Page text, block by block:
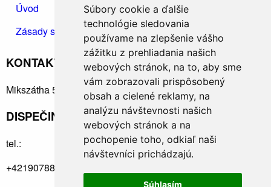
Súbory cookie a ďalšie
technológie sledovania
používame na zlepšenie vášho
zážitku z prehliadania našich
webových stránok, na to, aby sme
vám zobrazovali prispôsobený
obsah a cielené reklamy, na
analýzu návštevnosti našich
webových stránok a na
pochopenie toho, odkiaľ naši
návštevníci prichádzajú.
Súhlasím
Úvod Kontakt
Ochrana osobných údajov
Zásady spracúvania osobných údajov
KONTAKTUJTE NÁS+
Mikszátha 5, Rimavská Sobota 97901
DISPEČING: +421915910890
tel.:
+421907884673